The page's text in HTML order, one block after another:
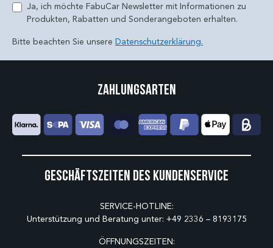
Ja, ich möchte FabuCar Newsletter mit Informationen zu
Produkten, Rabatten und Sonderangeboten erhalten.
Bitte beachten Sie unsere Datenschutzerklärung.
Geschäftszeiten des Kundenservice
SERVICE-HOTLINE:
Unterstützung und Beratung unter: +49 2336 – 8193175
ÖFFNUNGSZEITEN:
Zahlungsarten